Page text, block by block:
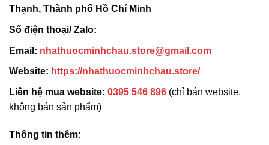
Thạnh, Thành phố Hồ Chí Minh
Số điện thoại/ Zalo:
Email: nhathuocminhchau.store@gmail.com
Website: https://nhathuocminhchau.store/
Liên hệ mua website: 0395 546 896 (chỉ bán website,
không bán sản phẩm)
Thông tin thêm: